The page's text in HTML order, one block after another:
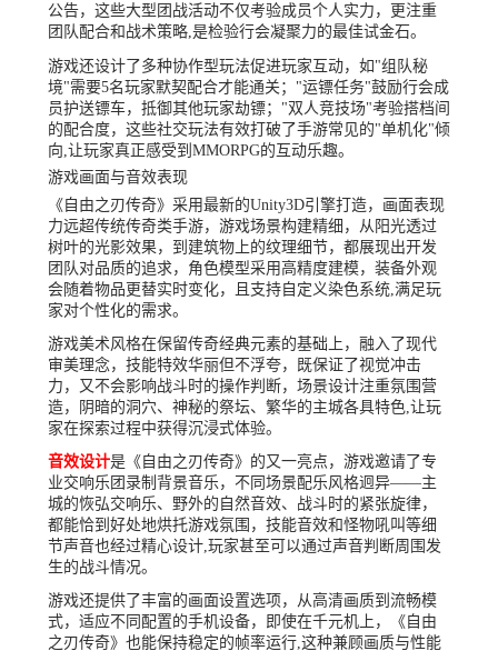
公告，这些大型团战活动不仅考验成员个人实力，更注重
团队配合和战术策略,是检验行会凝聚力的最佳试金石。
游戏还设计了多种协作型玩法促进玩家互动，如"组队秘
境"需要5名玩家默契配合才能通关；"运镖任务"鼓励行会成
员护送镖车，抵御其他玩家劫镖；"双人竞技场"考验搭档间
的配合度，这些社交玩法有效打破了手游常见的"单机化"倾
向,让玩家真正感受到MMORPG的互动乐趣。
游戏画面与音效表现
《自由之刃传奇》采用最新的Unity3D引擎打造，画面表现
力远超传统传奇类手游，游戏场景构建精细，从阳光透过
树叶的光影效果，到建筑物上的纹理细节，都展现出开发
团队对品质的追求，角色模型采用高精度建模，装备外观
会随着物品更替实时变化，且支持自定义染色系统,满足玩
家对个性化的需求。
游戏美术风格在保留传奇经典元素的基础上，融入了现代
审美理念，技能特效华丽但不浮夸，既保证了视觉冲击
力，又不会影响战斗时的操作判断，场景设计注重氛围营
造，阴暗的洞穴、神秘的祭坛、繁华的主城各具特色,让玩
家在探索过程中获得沉浸式体验。
音效设计是《自由之刃传奇》的又一亮点，游戏邀请了专
业交响乐团录制背景音乐，不同场景配乐风格迥异——主
城的恢弘交响乐、野外的自然音效、战斗时的紧张旋律，
都能恰到好处地烘托游戏氛围，技能音效和怪物吼叫等细
节声音也经过精心设计,玩家甚至可以通过声音判断周围发
生的战斗情况。
游戏还提供了丰富的画面设置选项，从高清画质到流畅模
式，适应不同配置的手机设备，即使在千元机上，《自由
之刃传奇》也能保持稳定的帧率运行,这种兼顾画质与性能